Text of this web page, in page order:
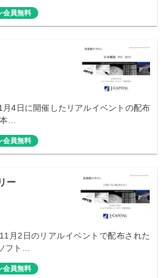
会員無料
4日に開催したリアルイベントの配布
…
会員無料
ー
月2日のリアルイベントで配布された
フト…
会員無料